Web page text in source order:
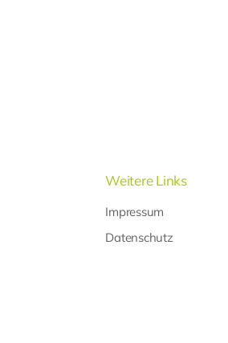
Weitere Links
Impressum
Datenschutz